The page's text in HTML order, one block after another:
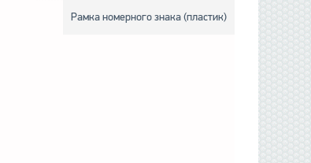
Рамка номерного знака (пластик)